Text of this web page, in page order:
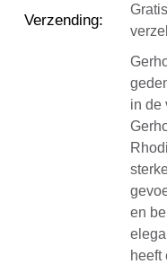
Verzending:
in de
en
heeft